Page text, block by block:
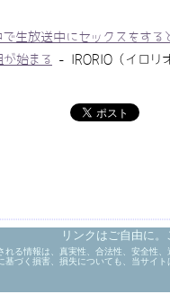
生放送中にセックスをする
始まる - IRORIO（イロ
リンクはご自由に
る情報は、真実性、合法性、安全性
基づく損害、損失についても、当サイト